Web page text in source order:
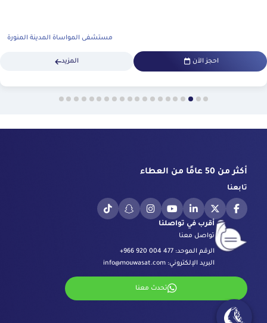
مستشفى المواساة المدينة المنورة
احجز الآن المزيد
أكثر من 50 عامًا من العطاء
تابعنا
أقرب في تواصلنا
تواصل معنا
الرقم الموحد: +966 920 004 477
البريد الإلكتروني: info@mouwasat.com
تحدث معنا